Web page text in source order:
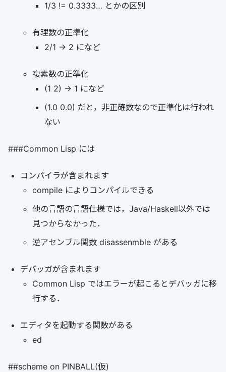
1/3 != 0.3333… とかの区別
有理数の正準化
2/1 -> 2 になど
複素数の正準化
(1 2) -> 1 になど
(1.0 0.0) だと，非正確数なので正準化は行われ
ない
###Common Lisp には
コンパイラが含まれます
compile によりコンパイルできる
他の言語の言語仕様では，Java/Haskell以外では
見つからなかった．
逆アセンブル関数 disassenmble がある
デバッガが含まれます
Common Lisp ではエラーが起こるとデバッガに移
行する．
エディタを起動する関数がある
ed
##scheme on PINBALL(仮)